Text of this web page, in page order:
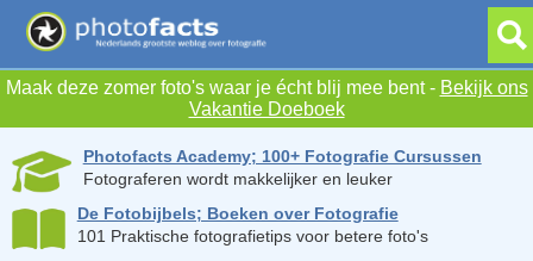
Maak deze zomer foto's waar je écht blij mee bent - Bekijk ons
Vakantie Doeboek
Photofacts Academy; 100+ Fotografie Cursussen
Fotograferen wordt makkelijker en leuker
De Fotobijbels; Boeken over Fotografie
101 Praktische fotografietips voor betere foto's